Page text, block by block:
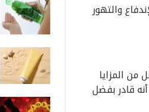
والتهور
من المزايا
قادر بفضل